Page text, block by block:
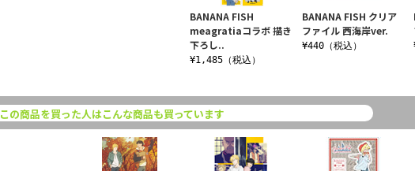
BANANA FISH クリア
ファイル 西海岸ver.
¥440（税込）
BANANA FISH
meagratiaコラボ 描き
下ろし..
¥1,485（税込）
この商品を買った人はこんな商品も買っています